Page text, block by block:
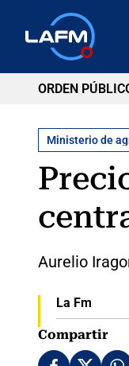
ORDEN
Ministerio de
Aurelio
La Fm
Compartir